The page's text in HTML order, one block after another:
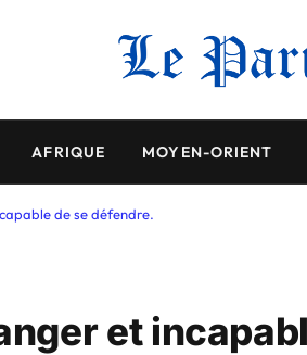
AFRIQUE MOYEN-ORIENT
de se défendre.
et